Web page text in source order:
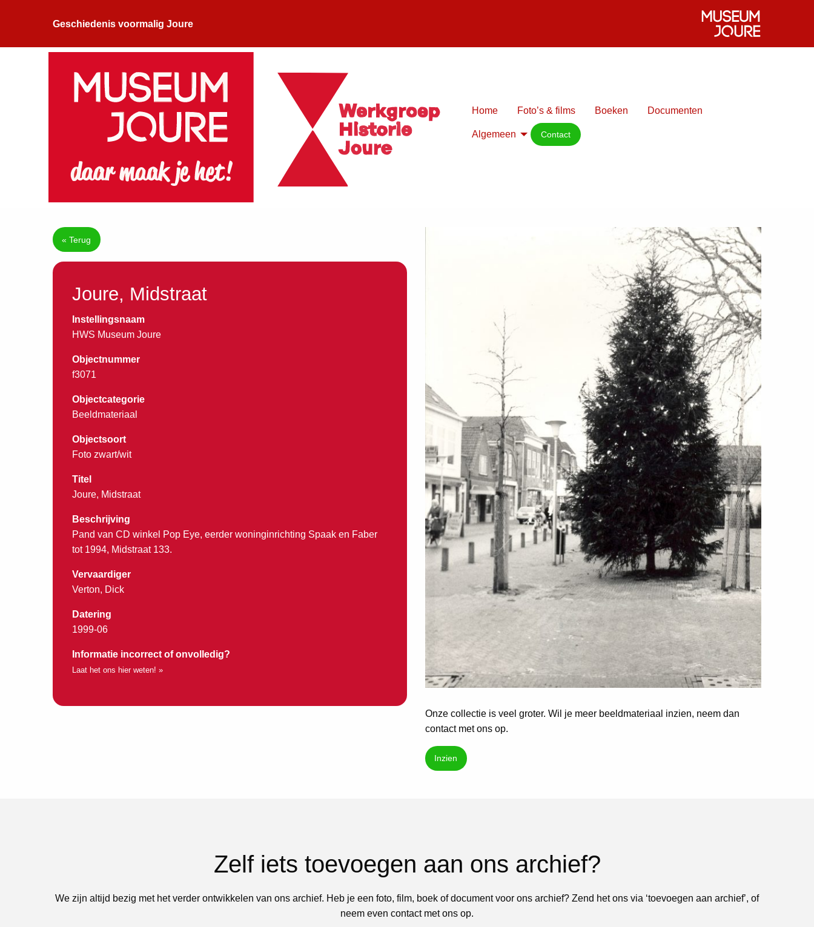
Geschiedenis voormalig Joure
Home Foto’s & films Boeken Documenten
Algemeen Contact
« Terug
Joure, Midstraat
Instellingsnaam
HWS Museum Joure
Objectnummer
f3071
Objectcategorie
Beeldmateriaal
Objectsoort
Foto zwart/wit
Titel
Joure, Midstraat
Beschrijving
Pand van CD winkel Pop Eye, eerder woninginrichting Spaak en Faber
tot 1994, Midstraat 133.
Vervaardiger
Verton, Dick
Datering
1999-06
Informatie incorrect of onvolledig?
Laat het ons hier weten! »
Onze collectie is veel groter. Wil je meer beeldmateriaal inzien, neem dan
contact met ons op.
Inzien
Zelf iets toevoegen aan ons archief?
We zijn altijd bezig met het verder ontwikkelen van ons archief. Heb je een foto, film, boek of document voor ons archief? Zend het ons via ‘toevoegen aan archief’, of
neem even contact met ons op.